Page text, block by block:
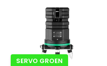
SERVO GROEN